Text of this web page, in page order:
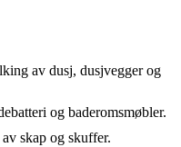
av dusj, dusjvegger og
og baderomsmøbler.
skap og skuffer.